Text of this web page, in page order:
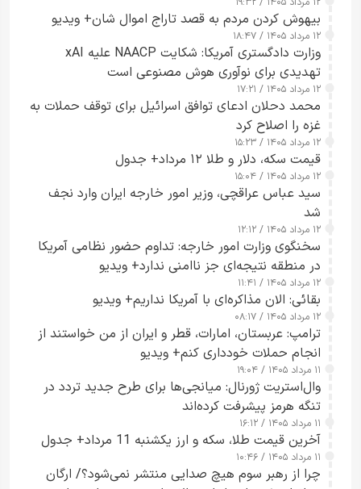
بیهوش کردن مردم به قصد تاراج اموال شان+ ویدیو
۱۲ مرداد ۱۴۰۵ / ۱۸:۴۷
وزارت دادگستری آمریکا: شکایت NAACP علیه xAI
تهدیدی برای نوآوری هوش مصنوعی است
۱۲ مرداد ۱۴۰۵ / ۱۷:۲۱
محمد دحلان ادعای توافق اسرائیل برای توقف حملات به
غزه را اصلاح کرد
۱۲ مرداد ۱۴۰۵ / ۱۵:۲۳
قیمت سکه، دلار و طلا ۱۲ مرداد+ جدول
۱۲ مرداد ۱۴۰۵ / ۱۵:۰۴
سید عباس عراقچی، وزیر امور خارجه ایران وارد نجف
شد
۱۲ مرداد ۱۴۰۵ / ۱۲:۱۲
سخنگوی وزارت امور خارجه: تداوم حضور نظامی آمریکا
در منطقه نتیجه‌ای جز ناامنی ندارد+ ویدیو
۱۲ مرداد ۱۴۰۵ / ۱۱:۴۱
بقائی: الان مذاکره‌ای با آمریکا نداریم+ ویدیو
۱۲ مرداد ۱۴۰۵ / ۰۸:۱۷
ترامپ: عربستان، امارات، قطر و ایران از من خواستند از
انجام حملات خودداری کنم+ ویدیو
۱۱ مرداد ۱۴۰۵ / ۱۹:۰۴
وال‌استریت ژورنال: میانجی‌ها برای طرح جدید تردد در
تنگه هرمز پیشرفت کرده‌اند
۱۱ مرداد ۱۴۰۵ / ۱۶:۱۲
آخرین قیمت طلا، سکه و ارز یکشنبه 11 مرداد+ جدول
۱۱ مرداد ۱۴۰۵ / ۱۰:۴۶
چرا از رهبر سوم هیچ صدایی منتشر نمی‌شود؟/ ارگان